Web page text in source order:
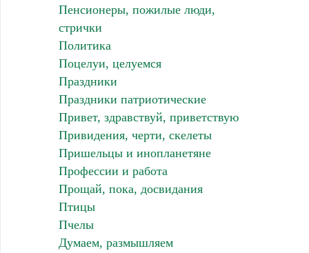
Пенсионеры, пожилые люди,
стрички
Политика
Поцелуи, целуемся
Праздники
Праздники патриотические
Привет, здравствуй, приветствую
Привидения, черти, скелеты
Пришельцы и инопланетяне
Профессии и работа
Прощай, пока, досвидания
Птицы
Пчелы
Думаем, размышляем